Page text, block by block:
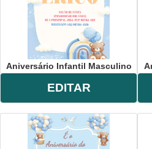
Aniversário Infantil Masculino
EDITAR